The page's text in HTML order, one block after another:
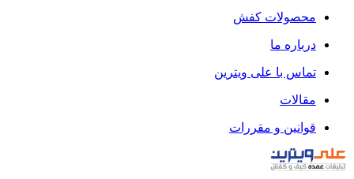
محصولات کفش
درباره ما
تماس با علی ویترین
مقالات
قوانین و مقررات